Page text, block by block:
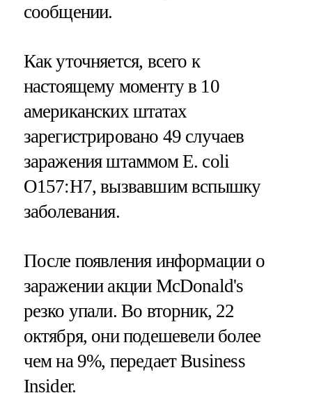
сообщении.
Как уточняется, всего к
настоящему моменту в 10
американских штатах
зарегистрировано 49 случаев
заражения штаммом E. coli
O157:H7, вызвавшим вспышку
заболевания.
После появления информации о
заражении акции McDonald's
резко упали. Во вторник, 22
октября, они подешевели более
чем на 9%, передает Business
Insider.